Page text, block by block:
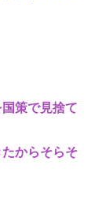
策で見捨て
からそらそ